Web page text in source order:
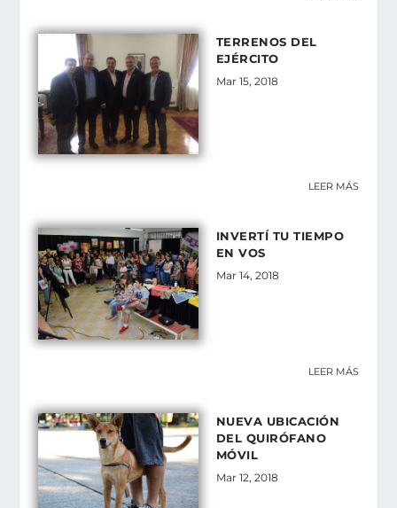
TERRENOS DEL
EJÉRCITO
Mar 15, 2018
LEER MÁS
INVERTÍ TU TIEMPO
EN VOS
Mar 14, 2018
LEER MÁS
NUEVA UBICACIÓN
DEL QUIRÓFANO
MÓVIL
Mar 12, 2018